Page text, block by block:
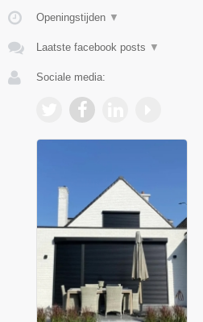
Openingstijden ▼
Laatste facebook posts ▼
Sociale media: